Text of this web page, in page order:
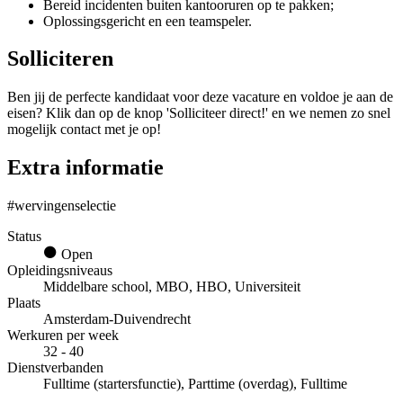
Bereid incidenten buiten kantooruren op te pakken;
Oplossingsgericht en een teamspeler.
Solliciteren
Ben jij de perfecte kandidaat voor deze vacature en voldoe je aan de
eisen? Klik dan op de knop 'Solliciteer direct!' en we nemen zo snel
mogelijk contact met je op!
Extra informatie
#wervingenselectie
Status
Open
Opleidingsniveaus
Middelbare school, MBO, HBO, Universiteit
Plaats
Amsterdam-Duivendrecht
Werkuren per week
32 - 40
Dienstverbanden
Fulltime (startersfunctie), Parttime (overdag), Fulltime